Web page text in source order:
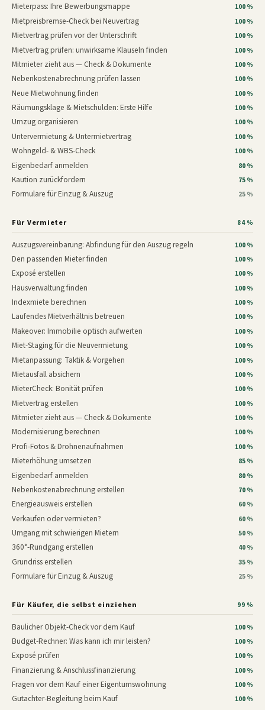
Mieterpass: Ihre Bewerbungsmappe 100 %
Mietpreisbremse-Check bei Neuvertrag 100 %
Mietvertrag prüfen vor der Unterschrift 100 %
Mietvertrag prüfen: unwirksame Klauseln finden 100 %
Mitmieter zieht aus — Check & Dokumente 100 %
Nebenkostenabrechnung prüfen lassen 100 %
Neue Mietwohnung finden 100 %
Räumungsklage & Mietschulden: Erste Hilfe 100 %
Umzug organisieren 100 %
Untervermietung & Untermietvertrag 100 %
Wohngeld- & WBS-Check 100 %
Eigenbedarf anmelden 80 %
Kaution zurückfordern 75 %
Formulare für Einzug & Auszug 25 %
Für Vermieter 84 %
Auszugsvereinbarung: Abfindung für den Auszug regeln 100 %
Den passenden Mieter finden 100 %
Exposé erstellen 100 %
Hausverwaltung finden 100 %
Indexmiete berechnen 100 %
Laufendes Mietverhältnis betreuen 100 %
Makeover: Immobilie optisch aufwerten 100 %
Miet-Staging für die Neuvermietung 100 %
Mietanpassung: Taktik & Vorgehen 100 %
Mietausfall absichern 100 %
MieterCheck: Bonität prüfen 100 %
Mietvertrag erstellen 100 %
Mitmieter zieht aus — Check & Dokumente 100 %
Modernisierung berechnen 100 %
Profi-Fotos & Drohnenaufnahmen 100 %
Mieterhöhung umsetzen 85 %
Eigenbedarf anmelden 80 %
Nebenkostenabrechnung erstellen 70 %
Energieausweis erstellen 60 %
Verkaufen oder vermieten? 60 %
Umgang mit schwierigen Mietern 50 %
360°-Rundgang erstellen 40 %
Grundriss erstellen 35 %
Formulare für Einzug & Auszug 25 %
Für Käufer, die selbst einziehen 99 %
Baulicher Objekt-Check vor dem Kauf 100 %
Budget-Rechner: Was kann ich mir leisten? 100 %
Exposé prüfen 100 %
Finanzierung & Anschlussfinanzierung 100 %
Fragen vor dem Kauf einer Eigentumswohnung 100 %
Gutachter-Begleitung beim Kauf 100 %